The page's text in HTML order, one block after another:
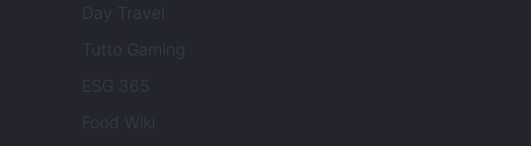
Day Travel
Tutto Gaming
ESG 365
Food Wiki